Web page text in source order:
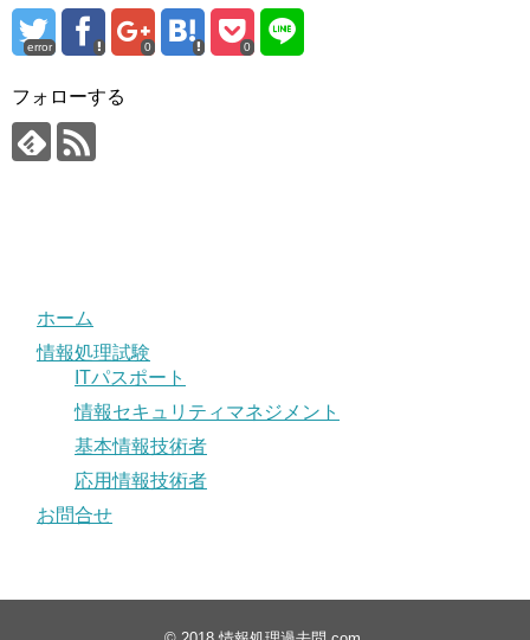
error 0 0
フォローする
ホーム
情報処理試験
ITパスポート
情報セキュリティマネジメント
基本情報技術者
応用情報技術者
お問合せ